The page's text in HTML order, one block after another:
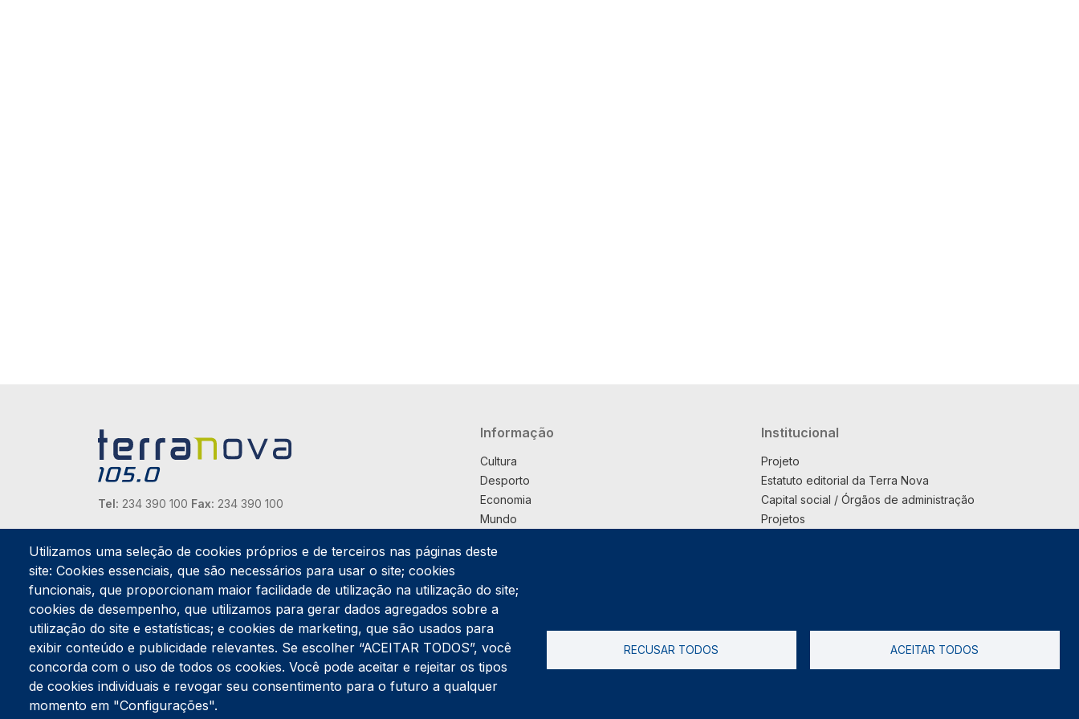
Tel: 234 390 100 Fax: 234 390 100
Endereço Postal
Apartado 42
Rua Gil Eanes 31
3834-908 Gafanha da Nazaré
Estúdios
Rua Prior Guerra
Edifício do Centro Cultural da Gafanha da Nazaré
3830-556 Gafanha da Nazaré
Navegação principal
Informação
Cultura
Desporto
Economia
Mundo
País
Praça
Pub
Saúde
Sociedade
Institucional
Projeto
Estatuto editorial da Terra Nova
Capital social / Órgãos de administração
Projetos
Rodapé
Utilizamos uma seleção de cookies próprios e de terceiros nas páginas deste
site: Cookies essenciais, que são necessários para usar o site; cookies
funcionais, que proporcionam maior facilidade de utilização na utilização do site;
cookies de desempenho, que utilizamos para gerar dados agregados sobre a
utilização do site e estatísticas; e cookies de marketing, que são usados para
exibir conteúdo e publicidade relevantes. Se escolher “ACEITAR TODOS”, você
concorda com o uso de todos os cookies. Você pode aceitar e rejeitar os tipos
de cookies individuais e revogar seu consentimento para o futuro a qualquer
momento em "Configurações".
RECUSAR TODOS ACEITAR TODOS